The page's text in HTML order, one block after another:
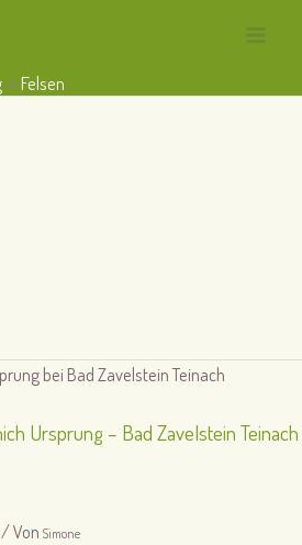
Felsen
Ursprung – Bad Zavelstein Teinach
/ Von Simone